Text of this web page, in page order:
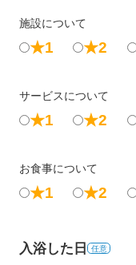
施設について
★1 ★2
サービスについて
★1 ★2
お食事について
★1 ★2
入浴した日 任意